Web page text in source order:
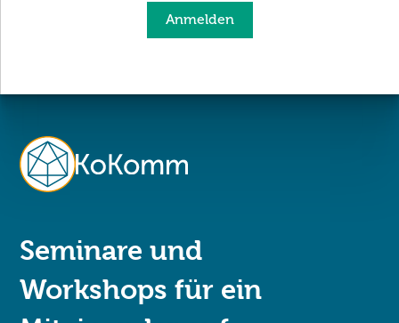
Anmelden
Seminare und
Workshops für ein